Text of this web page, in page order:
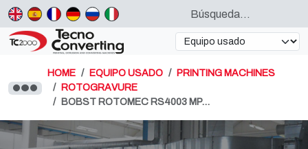
HOME EQUIPO USADO
PRINTING MACHINES
ROTOGRAVURE
BOBST ROTOMEC RS4003 MP…